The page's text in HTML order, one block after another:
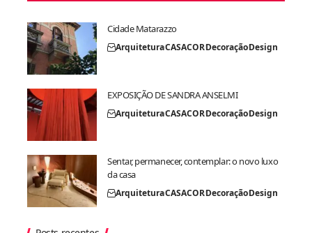
Cidade Matarazzo
ArquiteturaCASACORDecoraçãoDesign
EXPOSIÇÃO DE SANDRA ANSELMI
ArquiteturaCASACORDecoraçãoDesign
Sentar, permanecer, contemplar: o novo luxo
da casa
ArquiteturaCASACORDecoraçãoDesign